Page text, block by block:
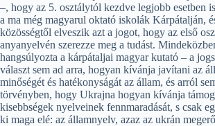
–, hogy az 5. osztálytól kezdve legjobb esetben
a ma még magyarul oktató iskolák Kárpátalján,
közösségtől elveszik azt a jogot, hogy az első
anyanyelvén szerezze meg a tudást.
hangsúlyozta a kárpátaljai magyar kutató – a
választ sem ad arra, hogyan kívánja javítani az
minőségét és hatékonyságát az állam, és arról
törvényben, hogy Ukrajna hogyan kívánja
kisebbségek nyelveinek fennmaradását, s csak
ki maga elé: az államnyelv, azaz az ukrán